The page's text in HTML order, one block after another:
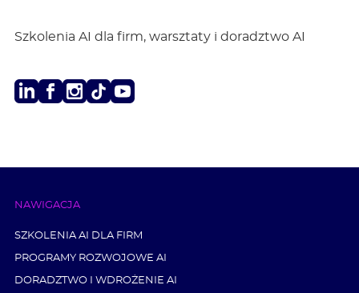
Szkolenia AI dla firm, warsztaty i doradztwo AI
LinkedInFacebook
Instagram
NAWIGACJA
SZKOLENIA AI DLA FIRM
PROGRAMY ROZWOJOWE AI
DORADZTWO I WDROŻENIE AI